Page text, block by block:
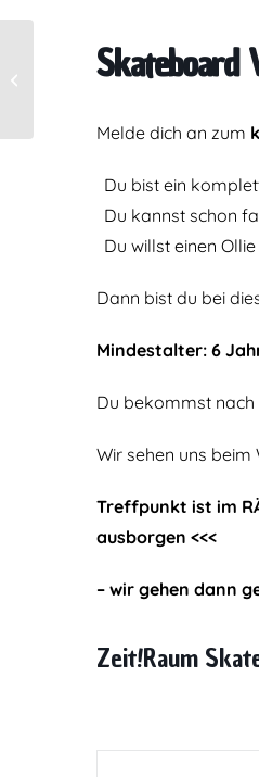
Skateboard
Melde dich an zum
Du bist ein
Du kannst schon
Du willst einen
Dann bist du bei
Mindestalter: 6
Du bekommst nach
Wir sehen uns beim
Treffpunkt ist im
ausborgen <<<
– wir gehen dann
Zeit!Raum
Skateboard Workshop